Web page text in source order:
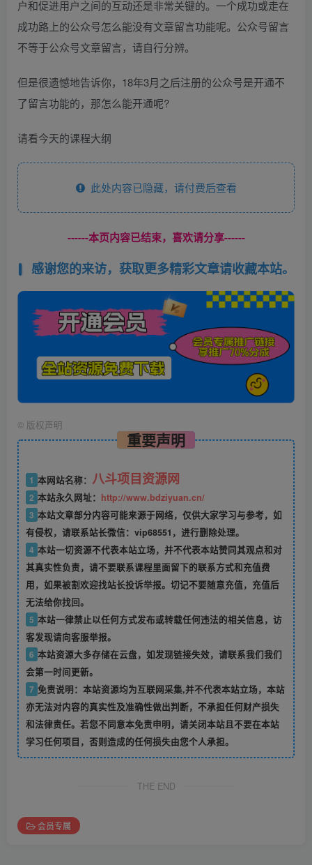
户和促进用户之间的互动还是非常关键的。一个成功或走在
成功路上的公众号怎么能没有文章留言功能呢。公众号留言
不等于公众号文章留言，请自行分辨。
但是很遗憾地告诉你，18年3月之后注册的公众号是开通不
了留言功能的，那怎么能开通呢?
请看今天的课程大纲
此处内容已隐藏，请付费后查看
------本页内容已结束，喜欢请分享------
感谢您的来访，获取更多精彩文章请收藏本站。
© 版权声明
重要声明
1 本网站名称： 八斗项目资源网
2 本站永久网址： http://www.bdziyuan.cn/
3 本站文章部分内容可能来源于网络，仅供大家学习与参考，如
有侵权，请联系站长微信：vip68551，进行删除处理。
4 本站一切资源不代表本站立场，并不代表本站赞同其观点和对
其真实性负责，请不要联系课程里面留下的联系方式和充值费
用，如果被割欢迎找站长投诉举报。切记不要随意充值，充值后
无法给你找回。
5 本站一律禁止以任何方式发布或转载任何违法的相关信息，访
客发现请向客服举报。
6 本站资源大多存储在云盘，如发现链接失效，请联系我们我们
会第一时间更新。
7 免责说明：本站资源均为互联网采集,并不代表本站立场，本站
亦无法对内容的真实性及准确性做出判断，不承担任何财产损失
和法律责任。若您不同意本免责申明，请关闭本站且不要在本站
学习任何项目，否则造成的任何损失由您个人承担。
THE END
会员专属